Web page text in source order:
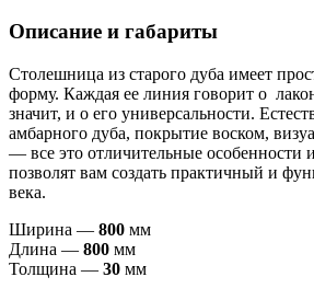
Описание и габариты
Столешница из старого дуба имеет
форму. Каждая ее линия говорит о
значит, и о его универсальности.
амбарного дуба, покрытие воском,
— все это отличительные особенности
позволят вам создать практичный и
века.
Ширина — 800 мм
Длина — 800 мм
Толщина — 30 мм